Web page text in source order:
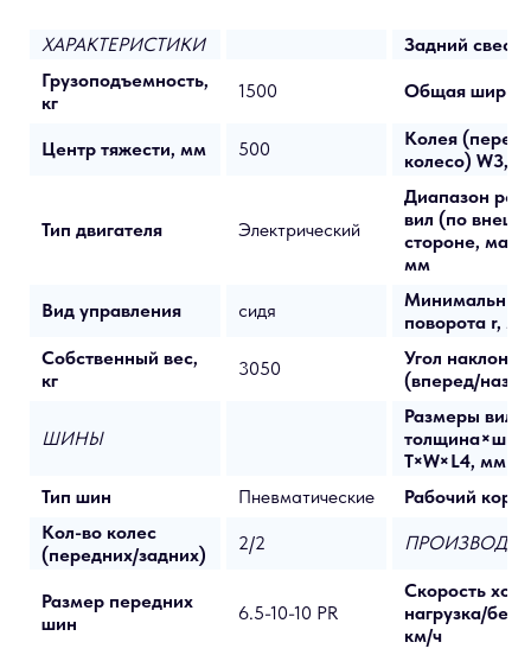
ХАРАКТЕРИСТИКИ
Задний свес
Грузоподъемность,
кг
1500 Общая
Центр тяжести, мм 500
Колея
колесо) W3,
Тип двигателя Электрический
Диапазон
вил (по
стороне,
мм
Вид управления сидя
Минимальный
поворота r, мм
Собственный вес,
кг
3050
Угол наклона
(вперед/
ШИНЫ
Размеры вил:
T×W×L4, мм
Тип шин
Пневматические
Рабочий
Кол-во колес
(передних/задних)
2/2
Размер передних
шин
6.5-10-10 PR
Скорость
нагрузка/без
км/ч